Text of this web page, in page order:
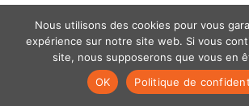
Mentions légales- politique de confidentialité
Nous utilisons des cookies pour vous
expérience sur notre site web. Si vous
site, nous supposerons que vous en
OK
Politique de